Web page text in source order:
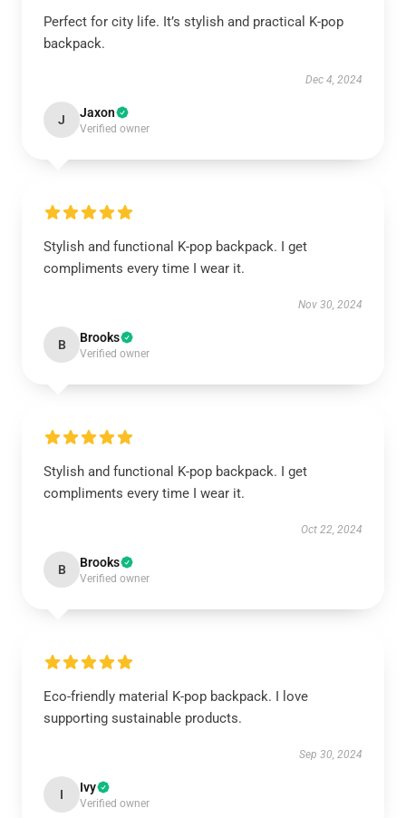
Perfect for city life. It’s stylish and practical K-pop
backpack.
Dec 4, 2024
J Jaxon
Verified owner
Stylish and functional K-pop backpack. I get
compliments every time I wear it.
Nov 30, 2024
B Brooks
Verified owner
Stylish and functional K-pop backpack. I get
compliments every time I wear it.
Oct 22, 2024
B Brooks
Verified owner
Eco-friendly material K-pop backpack. I love
supporting sustainable products.
Sep 30, 2024
I Ivy
Verified owner